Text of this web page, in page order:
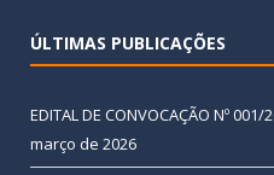
ÚLTIMAS PUBLICAÇÕES
EDITAL DE CONVOCAÇÃO Nº 001/
março de 2026